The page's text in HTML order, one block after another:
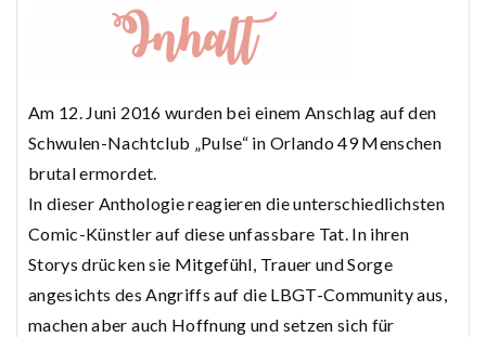
Am 12. Juni 2016 wurden bei einem Anschlag auf den
Schwulen-Nachtclub „Pulse“ in Orlando 49 Menschen
brutal ermordet.
In dieser Anthologie reagieren die unterschiedlichsten
Comic-Künstler auf diese unfassbare Tat. In ihren
Storys drücken sie Mitgefühl, Trauer und Sorge
angesichts des Angriffs auf die LBGT-Community aus,
machen aber auch Hoffnung und setzen sich für